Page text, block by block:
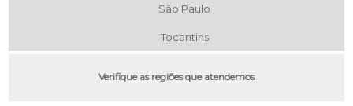
São Paulo
Tocantins
Verifique as regiões que atendemos